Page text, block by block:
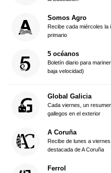
Somos Agro
Recibe cada miércoles la
primario
5 océanos
Boletín diario para
baja velocidad)
Global Galicia
Cada viernes, un
gallegos en el exterior
A Coruña
Recibe de lunes a
destacada de A Coruña
Ferrol